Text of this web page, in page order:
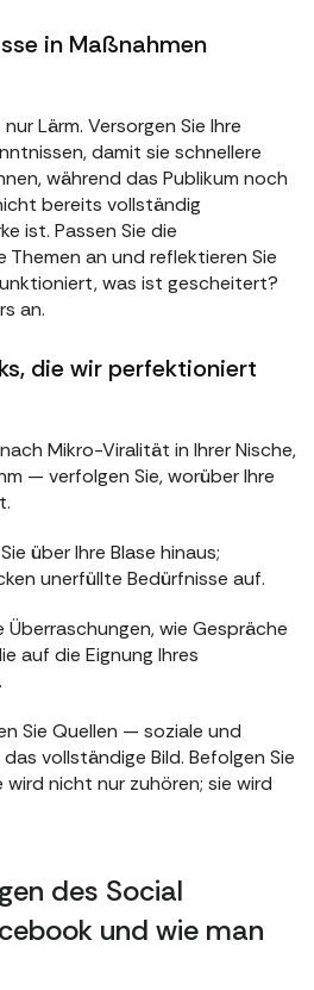
in Maßnahmen
Lärm. Versorgen Sie Ihre
damit sie schnellere
während das Publikum noch
bereits vollständig
ist. Passen Sie die
Themen an und reflektieren Sie
was ist gescheitert?
an.
die wir perfektioniert
Mikro-Viralität in Ihrer Nische,
— verfolgen Sie, worüber Ihre
über Ihre Blase hinaus;
unerfüllte Bedürfnisse auf.
Überraschungen, wie Gespräche
auf die Eignung Ihres
Sie Quellen — soziale und
vollständige Bild. Befolgen Sie
nicht nur zuhören; sie wird
des Social
und wie man